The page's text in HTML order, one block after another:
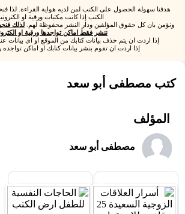
هدفنا سهولة الحصول على الكتب لمن لديه هواية القراءة. لذا
الكتب إذا كانت مكتبات ورقية او
ونؤمن بان كل حقوق المؤلفين ودار النشر محفوظة لهم. لذلك
ننشر فقط اماكن تواجدها ورقية او
إذا اردت ان يتم حذف بيانات كتابك من الموقع او اى بيانات
إذا اردت ان تقوم بنشر بيانات كتابك او اماكن تواجده
كتب مصطفى أبو سعد
المؤلف
مصطفى أبو سعد